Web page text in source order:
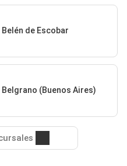
Belén de Escobar
Belgrano (Buenos Aires)